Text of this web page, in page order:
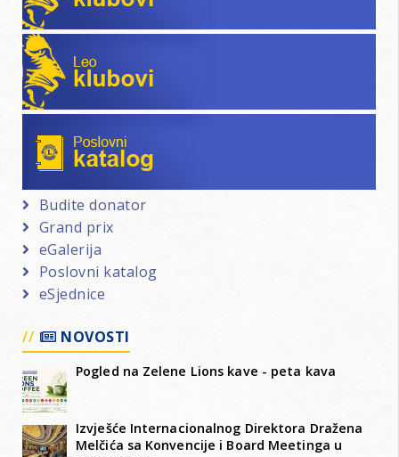
Leo klubovi
Budite donator
Grand prix
eGalerija
Poslovni katalog
eSjednice
NOVOSTI
Pogled na Zelene Lions kave - peta kava
Izvješće Internacionalnog Direktora Dražena
Melčića sa Konvencije i Board Meetinga u